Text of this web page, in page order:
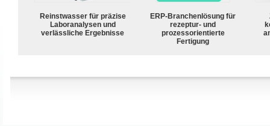
Reinstwasser für präzise
Laboranalysen und
verlässliche Ergebnisse
ERP-Branchenlösung für
rezeptur- und
prozessorientierte
Fertigung